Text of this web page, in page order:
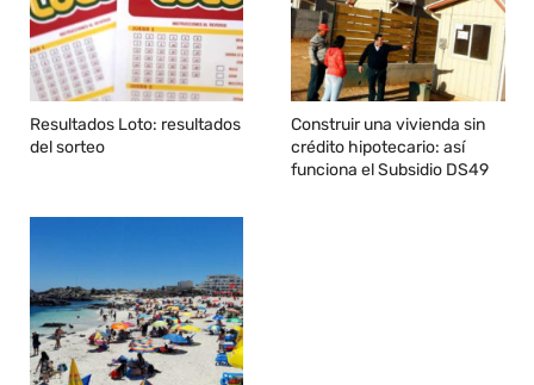
Resultados Loto: resultados
del sorteo
Construir una vivienda sin
crédito hipotecario: así
funciona el Subsidio DS49